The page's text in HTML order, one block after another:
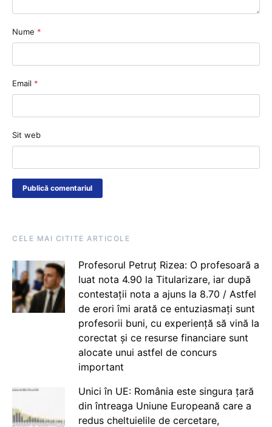
Nume *
Email *
Sit web
CELE MAI CITITE ARTICOLE
Profesorul Petruț Rizea: O profesoară a
luat nota 4.90 la Titularizare, iar după
contestații nota a ajuns la 8.70 / Astfel
de erori îmi arată ce entuziasmați sunt
profesorii buni, cu experiență să vină la
corectat și ce resurse financiare sunt
alocate unui astfel de concurs
important
Unici în UE: România este singura țară
din întreaga Uniune Europeană care a
redus cheltuielile de cercetare,